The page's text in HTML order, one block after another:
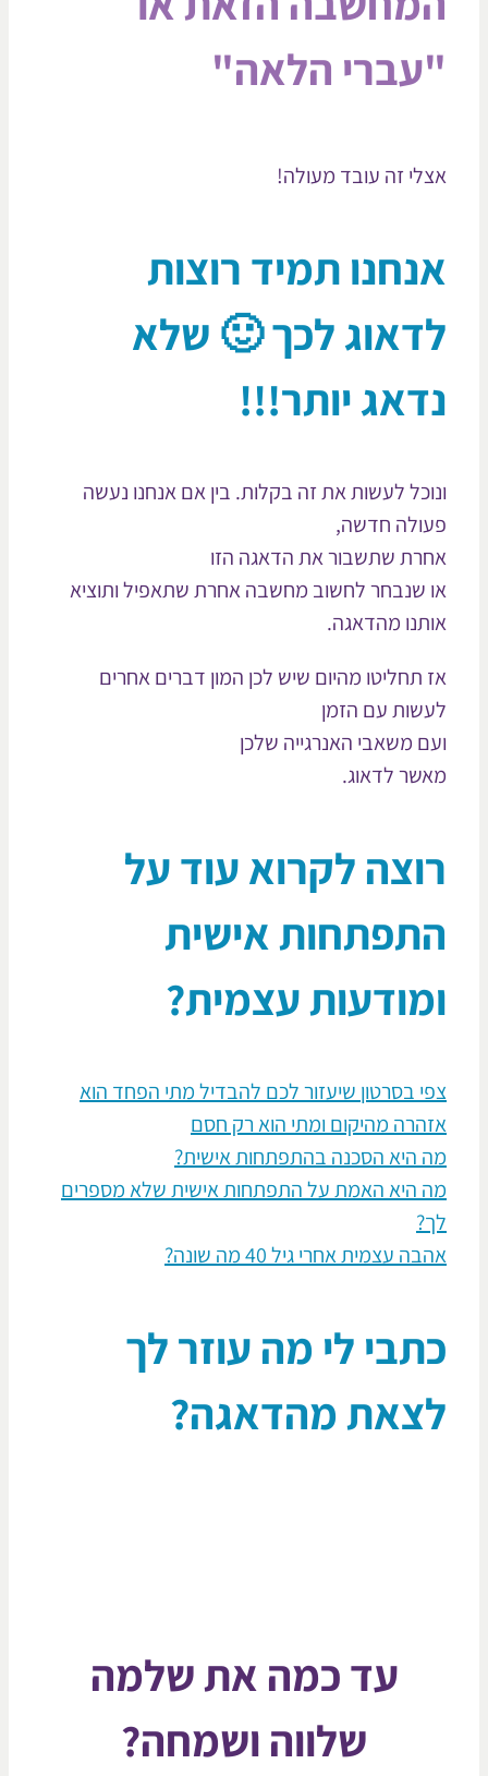
הלאה"
זה עובד מעולה!
תמיד רוצות
לכך 🙂 שלא
יותר!!!
לעשות את זה בקלות. בין אם אנחנו נעשה
חדשה,
שתשבור את הדאגה הזו
שנבחר לחשוב מחשבה אחרת שתאפיל ותוציא
מהדאגה.
תחליטו מהיום שיש לכן המון דברים אחרים
עם הזמן
משאבי האנרגייה שלכן
לדאוג.
לקרוא עוד על
אישית
עצמית?
בסרטון שיעזור לכם להבדיל מתי הפחד הוא
מהיקום ומתי הוא רק חסם
היא הסכנה בהתפתחות אישית?
היא האמת על התפתחות אישית שלא מספרים
עצמית אחרי גיל 40 מה שונה?
לי מה עוזר לך
מהדאגה?
עד כמה את שלמה
שלווה ושמחה?